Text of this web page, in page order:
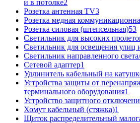
и в потолке2
Розетка антенная TV3
Розетка медная
Розетка силовая (штепсельная)53
Светильник для высоких
Светильник для освещения улиц
Светильник направленного
Сетевой адаптер1
Удлинитель кабельный на
Устройства защиты от
терминального оборудования1
Устройство защитного
Хомут кабельный (стяжка)1
Щиток распределительный